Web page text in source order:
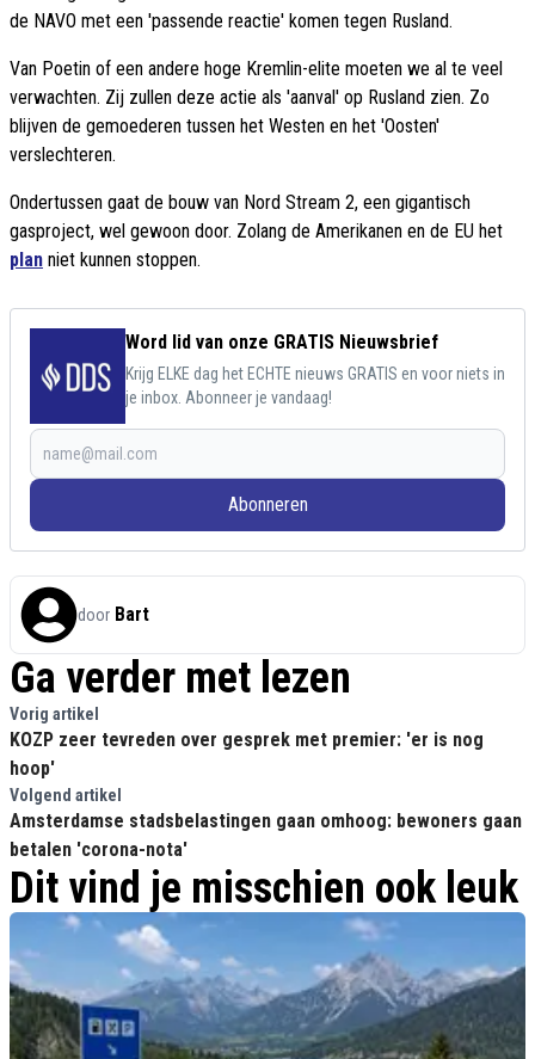
de NAVO met een 'passende reactie' komen tegen Rusland.
Van Poetin of een andere hoge Kremlin-elite moeten we al te veel
verwachten. Zij zullen deze actie als 'aanval' op Rusland zien. Zo
blijven de gemoederen tussen het Westen en het 'Oosten'
verslechteren.
Ondertussen gaat de bouw van Nord Stream 2, een gigantisch
gasproject, wel gewoon door. Zolang de Amerikanen en de EU het
plan niet kunnen stoppen.
Word lid van onze GRATIS Nieuwsbrief
Krijg ELKE dag het ECHTE nieuws GRATIS en voor niets in
je inbox. Abonneer je vandaag!
Abonneren
door Bart
Ga verder met lezen
Vorig artikel
KOZP zeer tevreden over gesprek met premier: 'er is nog
hoop'
Volgend artikel
Amsterdamse stadsbelastingen gaan omhoog: bewoners gaan
betalen 'corona-nota'
Dit vind je misschien ook leuk